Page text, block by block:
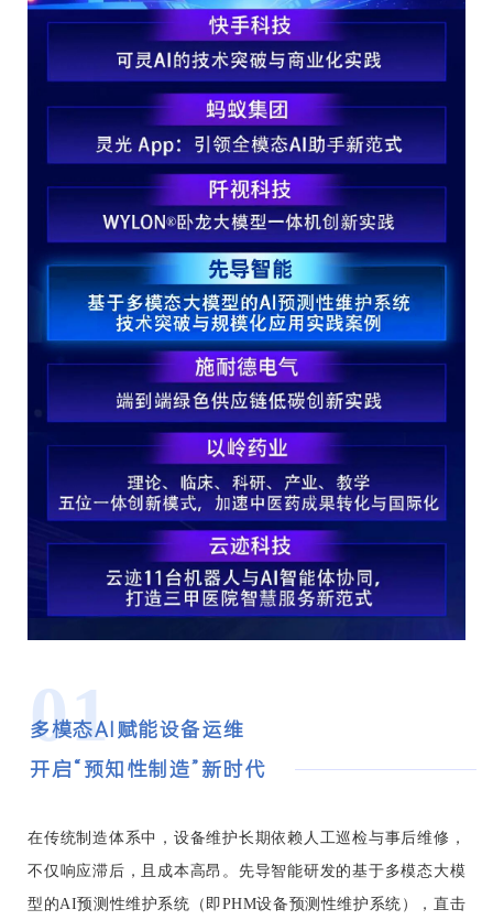
01
多模态AI赋能设备运维
开启“预知性制造”新时代
在传统制造体系中，设备维护长期依赖人工巡检与事后维修，
不仅响应滞后，且成本高昂。先导智能研发的基于多模态大模
型的AI预测性维护系统（即PHM设备预测性维护系统），直击